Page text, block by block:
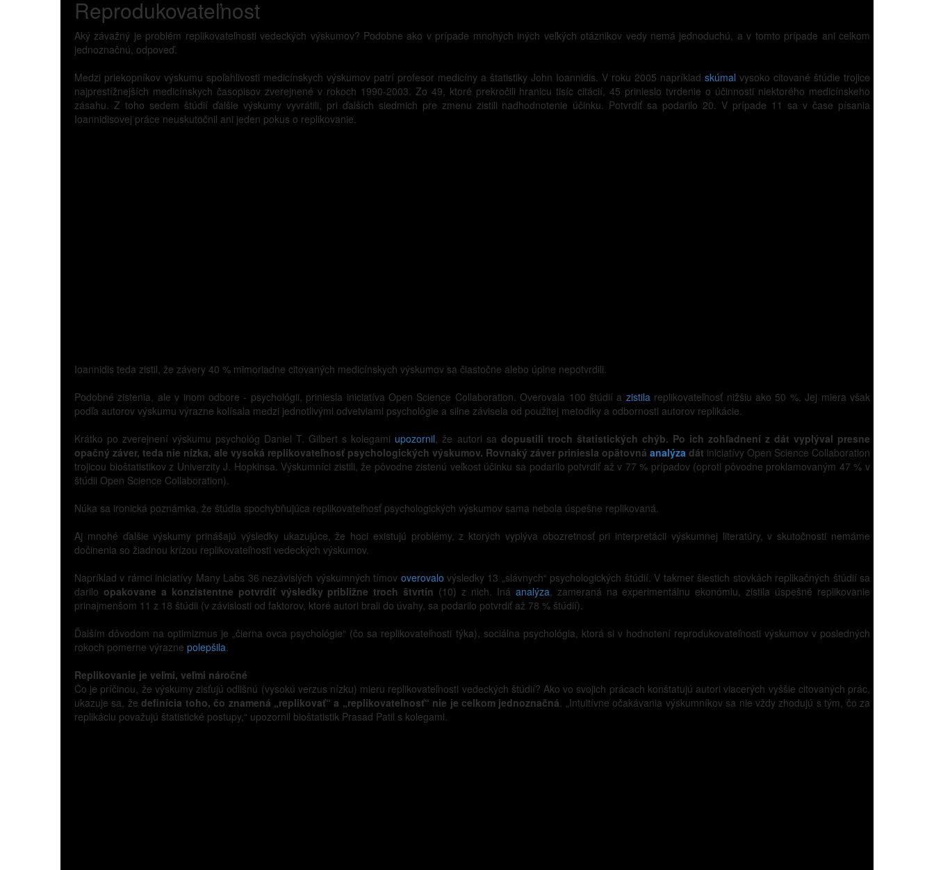
Reprodukovateľnost
Aký závažný je problém replikovateľnosti vedeckých výskumov? Podobne ako v prípade mnohých iných veľkých otáznikov vedy nemá jednoduchú, a v tomto prípade ani celkom
jednoznačnú, odpoveď.
Medzi priekopníkov výskumu spoľahlivosti medicínskych výskumov patrí profesor medicíny a štatistiky John Ioannidis. V roku 2005 napríklad skúmal vysoko citované štúdie trojice
najprestížnejších medicínskych časopisov zverejnené v rokoch 1990-2003. Zo 49, ktoré prekročili hranicu tisíc citácií, 45 prinieslo tvrdenie o účinnosti niektorého medicínskeho
zásahu. Z toho sedem štúdií ďalšie výskumy vyvrátili, pri ďalších siedmich pre zmenu zistili nadhodnotenie účinku. Potvrdiť sa podarilo 20. V prípade 11 sa v čase písania
Ioannidisovej práce neuskutočnil ani jeden pokus o replikovanie.
Ioannidis teda zistil, že závery 40 % mimoriadne citovaných medicínskych výskumov sa čiastočne alebo úplne nepotvrdili.
Podobné zistenia, ale v inom odbore - psychológii, priniesla iniciatíva Open Science Collaboration. Overovala 100 štúdií a zistilareplikovateľnosť nižšiu ako 50 %. Jej miera však
podľa autorov výskumu výrazne kolísala medzi jednotlivými odvetviami psychológie a silne závisela od použitej metodiky a odbornosti autorov replikácie.
Krátko po zverejnení výskumu psychológ Daniel T. Gilbert s kolegami upozornil, že autori sa dopustili troch štatistických chýb. Po ich zohľadnení z dát vyplýval presne
opačný záver, teda nie nízka, ale vysoká replikovateľnosť psychologických výskumov. Rovnaký záver priniesla opätovná analýza dát iniciatívy Open Science Collaboration
trojicou bioštatistikov z Univerzity J. Hopkinsa. Výskumníci zistili, že pôvodne zistenú veľkost účinku sa podarilo potvrdiť až v 77 % prípadov (oproti pôvodne proklamovaným 47 % v
štúdii Open Science Collaboration).
Núka sa ironická poznámka, že štúdia spochybňujúca replikovateľnosť psychologických výskumov sama nebola úspešne replikovaná.
Aj mnohé ďalšie výskumy prinášajú výsledky ukazujúce, že hoci existujú problémy, z ktorých vyplýva obozretnosť pri interpretácii výskumnej literatúry, v skutočnosti nemáme
dočinenia so žiadnou krízou replikovateľnosti vedeckých výskumov.
Napríklad v rámci iniciatívy Many Labs 36 nezávislých výskumných tímov overovalo výsledky 13 „slávnych“ psychologických štúdií. V takmer šiestich stovkách replikačných štúdií sa
darilo opakovane a konzistentne potvrdiť výsledky približne troch štvrtín (10) z nich. Iná analýza, zameraná na experimentálnu ekonómiu, zistila úspešné replikovanie
prinajmenšom 11 z 18 štúdii (v závislosti od faktorov, ktoré autori brali do úvahy, sa podarilo potvrdiť až 78 % štúdií).
Ďalším dôvodom na optimizmus je „čierna ovca psychológie“ (čo sa replikovateľnosti týka), sociálna psychológia, ktorá si v hodnotení reprodukovateľnosti výskumov v posledných
rokoch pomerne výrazne polepšila.
Replikovanie je veľmi, veľmi náročné
Čo je príčinou, že výskumy zisťujú odlišnú (vysokú verzus nízku) mieru replikovateľnosti vedeckých štúdií? Ako vo svojich prácach konštatujú autori viacerých vyššie citovaných prác,
ukazuje sa, žedefinícia toho, čo znamená „replikovať“ a „replikovateľnosť“ nie je celkom jednoznačná. „Intuitívne očakávania výskumníkov sa nie vždy zhodujú s tým, čo za
replikáciu považujú štatistické postupy,“ upozornil bioštatistik Prasad Patil s kolegami.